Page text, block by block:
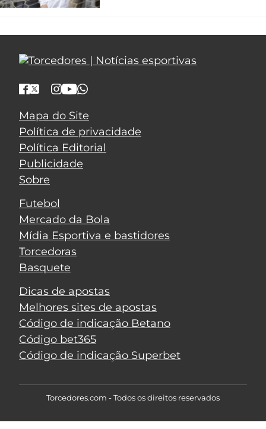
Mapa do Site
Política de privacidade
Política Editorial
Publicidade
Sobre
Futebol
Mercado da Bola
Mídia Esportiva e bastidores
Torcedoras
Basquete
Dicas de apostas
Melhores sites de apostas
Código de indicação Betano
Código bet365
Código de indicação Superbet
Torcedores.com - Todos os direitos reservados